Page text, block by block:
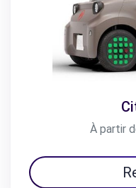
À partir